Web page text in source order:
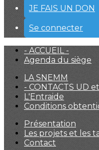
JE FAIS UN DON
Se connecter
- ACCUEIL -
Agenda du siège
LA SNEMM
- CONTACTS UD
L'Entraide
Conditions
Présentation
Les projets et les
Contact